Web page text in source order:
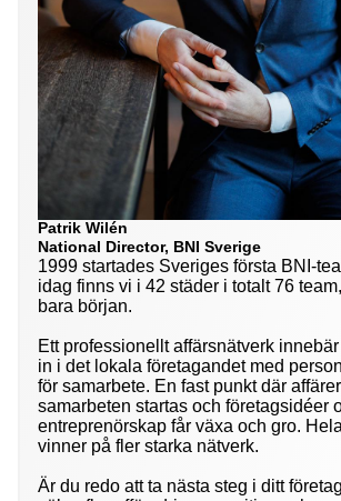
Patrik Wilén
National Director, BNI Sverige
1999 startades Sveriges första BNI-
idag finns vi i 42 städer i totalt 76
bara början.
Ett professionellt affärsnätverk
in i det lokala företagandet med
för samarbete. En fast punkt där
samarbeten startas och företagsidéer
entreprenörskap får växa och gro.
vinner på fler starka nätverk.
Är du redo att ta nästa steg i ditt